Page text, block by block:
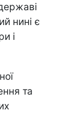
нині є
і
та